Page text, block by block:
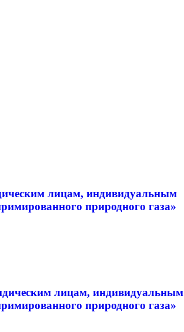
лицам, индивидуальным
природного газа»
лицам, индивидуальным
природного газа»